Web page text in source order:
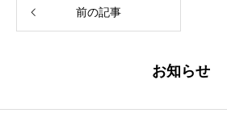
前の記事
お知らせ